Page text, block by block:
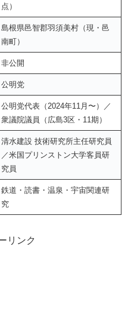
点）
島根県邑智郡羽須美村（現・邑
南町）
非公開
公明党
公明党代表（2024年11月〜）／
衆議院議員（広島3区・11期）
清水建設 技術研究所主任研究員
／米国プリンストン大学客員研
究員
鉄道・読書・温泉・宇宙関連研
究
リンク